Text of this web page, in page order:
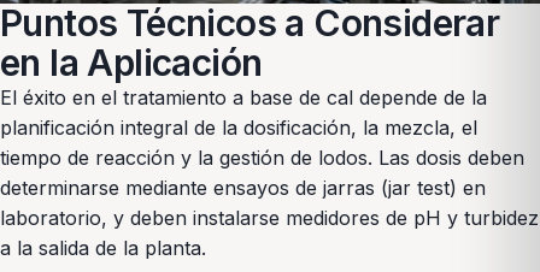
Puntos Técnicos a Considerar
en la Aplicación
El éxito en el tratamiento a base de cal depende de la
planificación integral de la dosificación, la mezcla, el
tiempo de reacción y la gestión de lodos. Las dosis deben
determinarse mediante ensayos de jarras (jar test) en
laboratorio, y deben instalarse medidores de pH y turbidez
a la salida de la planta.